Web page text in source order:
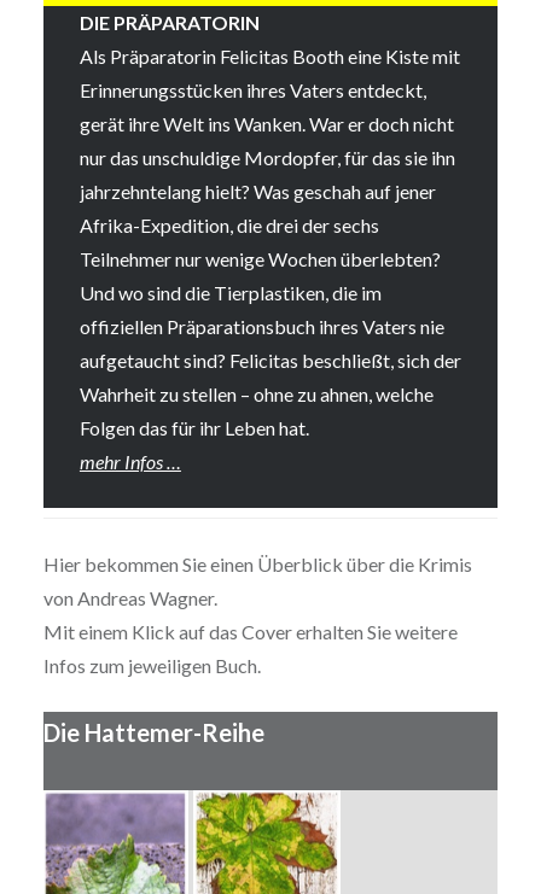
DIE PRÄPARATORIN
Als Präparatorin Felicitas Booth eine Kiste mit
Erinnerungsstücken ihres Vaters entdeckt,
gerät ihre Welt ins Wanken. War er doch nicht
nur das unschuldige Mordopfer, für das sie ihn
jahrzehntelang hielt? Was geschah auf jener
Afrika-Expedition, die drei der sechs
Teilnehmer nur wenige Wochen überlebten?
Und wo sind die Tierplastiken, die im
offiziellen Präparationsbuch ihres Vaters nie
aufgetaucht sind? Felicitas beschließt, sich der
Wahrheit zu stellen – ohne zu ahnen, welche
Folgen das für ihr Leben hat.
mehr Infos …
Hier bekommen Sie einen Überblick über die Krimis
von Andreas Wagner.
Mit einem Klick auf das Cover erhalten Sie weitere
Infos zum jeweiligen Buch.
Die Hattemer-Reihe